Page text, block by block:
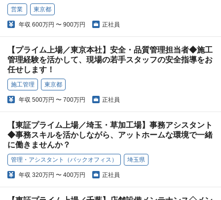
営業 東京都
年収 600万円 〜 900万円 正社員
【プライム上場／東京本社】安全・品質管理担当者◆施工
管理経験を活かして、現場の若手スタッフの安全指導をお
任せします！
施工管理 東京都
年収 500万円 〜 700万円 正社員
【東証プライム上場／埼玉・草加工場】事務アシスタント
◆事務スキルを活かしながら、アットホームな環境で一緒
に働きませんか？
管理・アシスタント（バックオフィス） 埼玉県
年収 320万円 〜 400万円 正社員